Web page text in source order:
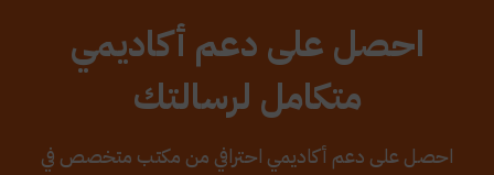
احصل على دعم أكاديمي
متكامل لرسالتك
احصل على دعم أكاديمي احترافي من مكتب متخصص في